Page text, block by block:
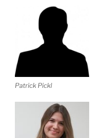
Patrick Pickl